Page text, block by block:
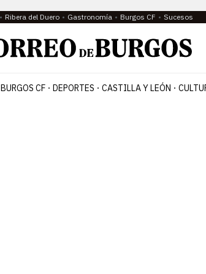
Ribera del Duero Gastronomía Burgos CF Sucesos
BURGOS CF DEPORTES CASTILLA Y LEÓN